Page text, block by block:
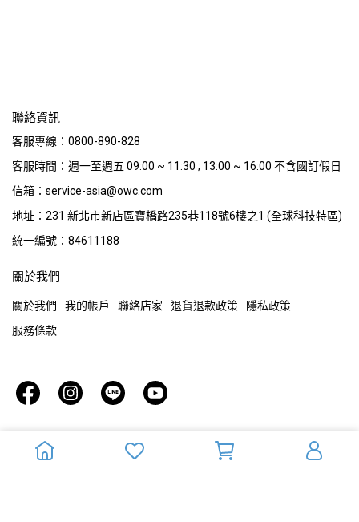
聯絡資訊
客服專線：0800-890-828
客服時間：週一至週五 09:00 ~ 11:30 ; 13:00 ~ 16:00 不含國訂假日
信箱：service-asia@owc.com
地址：231 新北市新店區寶橋路235巷118號6樓之1 (全球科技特區)
統一編號：84611188
關於我們
關於我們 我的帳戶 聯絡店家 退貨退款政策
隱私政策
服務條款